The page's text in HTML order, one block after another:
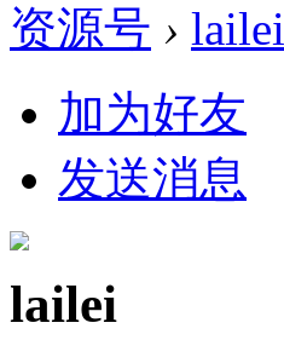
资源号 › lailei
加为好友
发送消息
lailei